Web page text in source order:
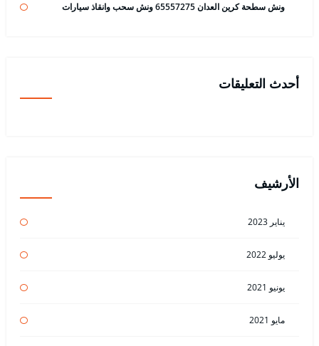
ونش سطحة كرين العدان 65557275 ونش سحب وانقاذ سيارات
أحدث التعليقات
الأرشيف
يناير 2023
يوليو 2022
يونيو 2021
مايو 2021